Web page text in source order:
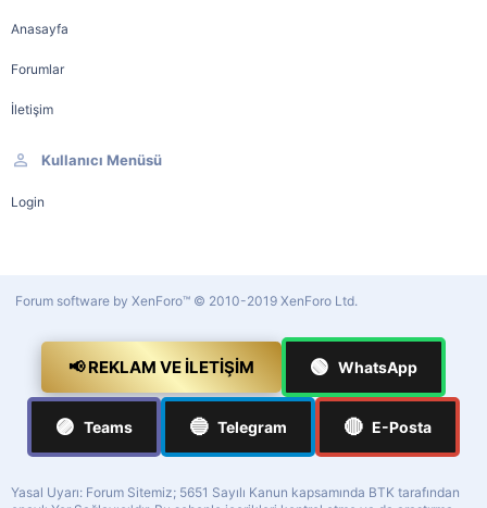
Anasayfa
Forumlar
İletişim
Kullanıcı Menüsü
Login
Forum software by XenForo™ © 2010-2019 XenForo Ltd.
📢 REKLAM VE İLETIŞIM 🟢 WhatsApp
🟣 Teams 🔵 Telegram 🔴 E-Posta
Yasal Uyarı: Forum Sitemiz; 5651 Sayılı Kanun kapsamında BTK tarafından